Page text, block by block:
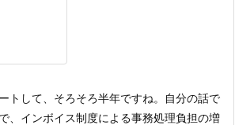
トして、そろそろ半年ですね。
自分の話で
、インボイス制度による事務処理負担の増